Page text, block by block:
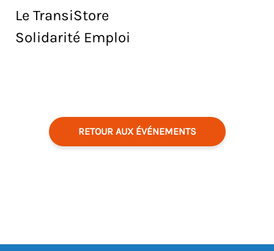
Le TransiStore
Solidarité Emploi
RETOUR AUX ÉVÉNEMENTS